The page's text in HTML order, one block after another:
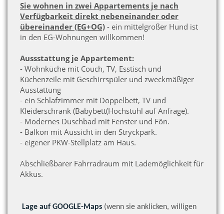
Sie wohnen in zwei Appartements je nach
Verfügbarkeit direkt nebeneinander oder
übereinander (EG+OG) - ein mittelgroßer Hund ist
in den EG-Wohnungen willkommen!
Aussstattung je Appartement:
- Wohnküche mit Couch, TV, Esstisch und
Küchenzeile mit Geschirrspüler und zweckmäßiger
Ausstattung
- ein Schlafzimmer mit Doppelbett, TV und
Kleiderschrank (Babybett(Hochstuhl auf Anfrage).
- Modernes Duschbad mit Fenster und Fön.
- Balkon mit Aussicht in den Stryckpark.
- eigener PKW-Stellplatz am Haus.
Abschließbarer Fahrradraum mit Lademöglichkeit für
Akkus.
Lage auf GOOGLE-Maps (wenn sie anklicken, willigen